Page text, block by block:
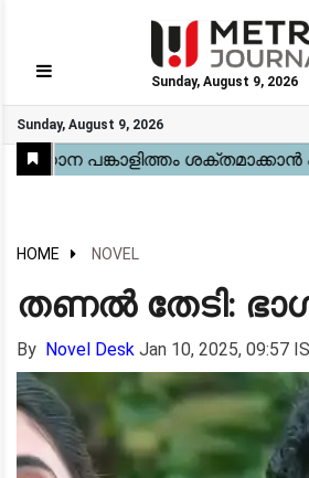
Sunday, August 9, 2026
Sunday, August 9, 2026
GO
Home
Kerala
National
Gulf
World
Sports
Movies
Health
Automobile
Travel
Education
Novel
Business
Technology
Webstory
HOME NOVEL
തണൽ തേടി:
By Novel Desk Jan 10, 2025, 09:57